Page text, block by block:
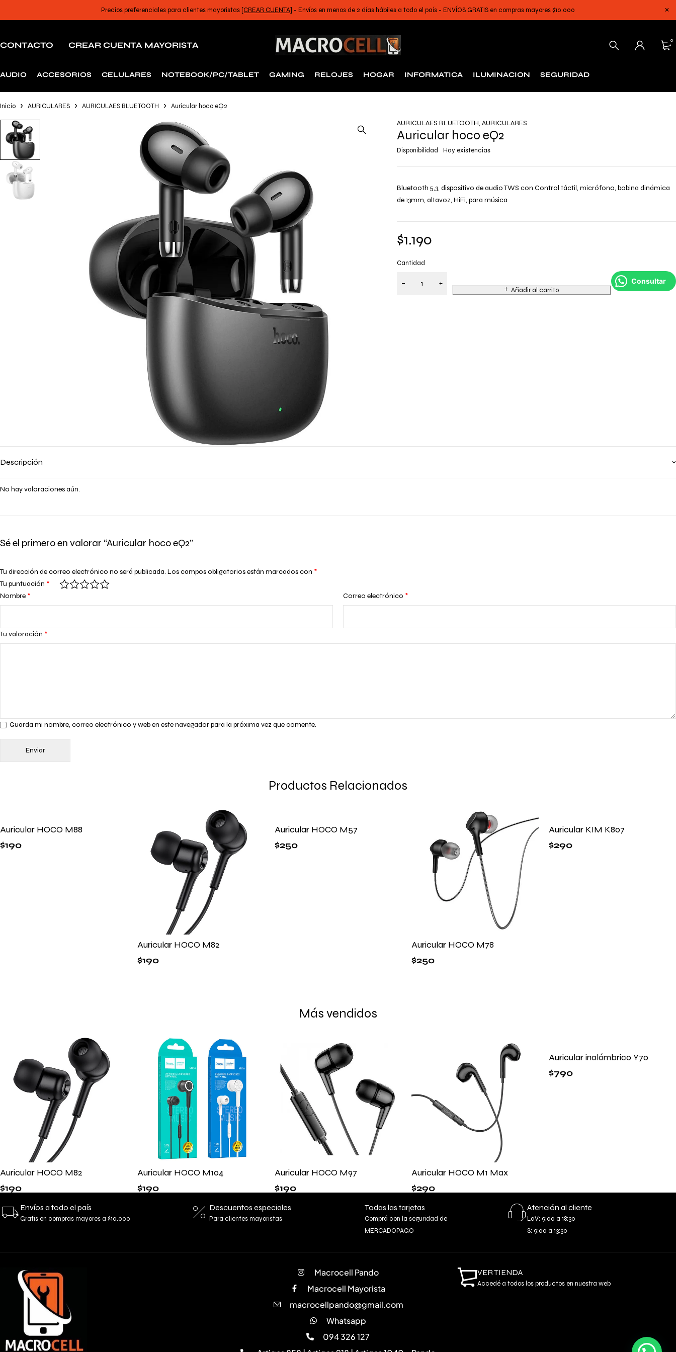
Precios preferenciales para clientes mayoristas [CREAR CUENTA] - Envíos en menos de 2 días hábiles a todo el país - ENVÍOS GRATIS en compras mayores $10.000
CONTACTO CREAR CUENTA MAYORISTA 0
AUDIO ACCESORIOS CELULARES NOTEBOOK/PC/TABLET GAMING RELOJES HOGAR INFORMATICA ILUMINACION SEGURIDAD
Inicio AURICULARES AURICULAES BLUETOOTH Auricular hoco eQ2
AURICULAES BLUETOOTH,AURICULARES
Auricular hoco eQ2
Disponibilidad Hay existencias
Bluetooth 5,3, dispositivo de audio TWS con Control táctil, micrófono, bobina dinámica
de 13mm, altavoz, HiFi, para música
$1.190
Cantidad
Añadir al carrito
Consultar
Descripción
No hay valoraciones aún.
Sé el primero en valorar “Auricular hoco eQ2”
Tu dirección de correo electrónico no será publicada. Los campos obligatorios están marcados con *
Tu puntuación *
Tu valoración *
Nombre * Correo electrónico *
Guarda mi nombre, correo electrónico y web en este navegador para la próxima vez que comente.
Productos Relacionados
Auricular HOCO M88
$190
Auricular HOCO M82
$190
Auricular HOCO M57
$250
Auricular HOCO M78
$250
Auricular KIM K807
$290
Más vendidos
Auricular HOCO M82
$190
Auricular HOCO M104
$190
Auricular HOCO M97
$190
Auricular HOCO M1 Max
$290
Auricular inalámbrico Y70
$790
Envíos a todo el país
Gratis en compras mayores a $10.000
Descuentos especiales
Para clientes mayoristas
Todas las tarjetas
Comprá con la seguridad de
MERCADOPAGO
Atención al cliente
LaV: 9:00 a 18:30
S: 9:00 a 13:30
Macrocell Pando
Macrocell Mayorista
macrocellpando@gmail.com
Whatsapp
094 326 127
VER TIENDA
Accedé a todos los productos en nuestra web